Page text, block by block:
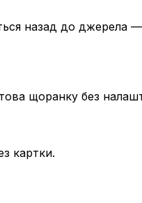
назад до джерела
щоранку без
картки.